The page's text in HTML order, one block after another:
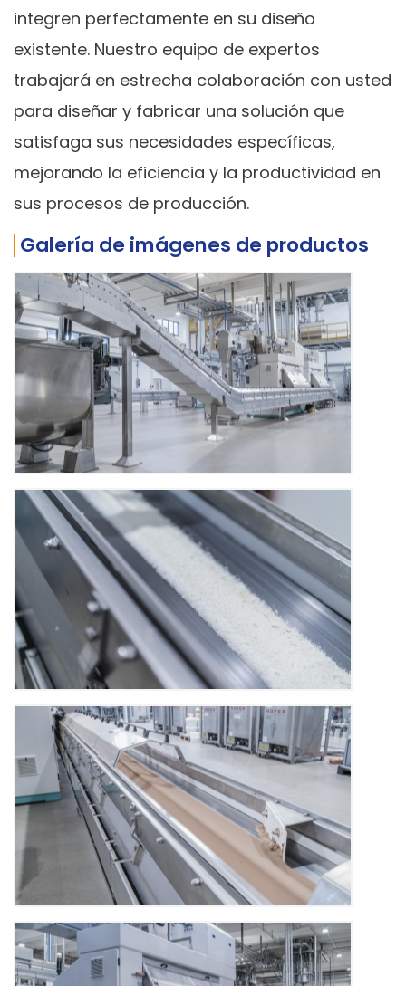
integren perfectamente en su diseño
existente. Nuestro equipo de expertos
trabajará en estrecha colaboración con usted
para diseñar y fabricar una solución que
satisfaga sus necesidades específicas,
mejorando la eficiencia y la productividad en
sus procesos de producción.
Galería de imágenes de productos